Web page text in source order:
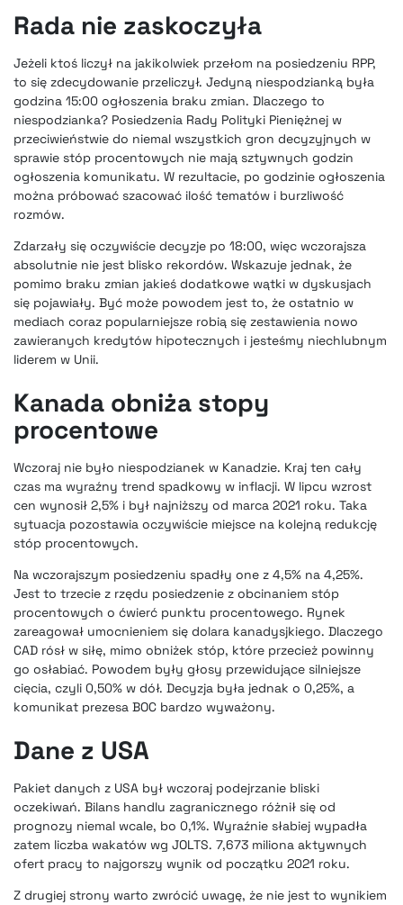
Rada nie zaskoczyła
Jeżeli ktoś liczył na jakikolwiek przełom na posiedzeniu RPP,
to się zdecydowanie przeliczył. Jedyną niespodzianką była
godzina 15:00 ogłoszenia braku zmian. Dlaczego to
niespodzianka? Posiedzenia Rady Polityki Pieniężnej w
przeciwieństwie do niemal wszystkich gron decyzyjnych w
sprawie stóp procentowych nie mają sztywnych godzin
ogłoszenia komunikatu. W rezultacie, po godzinie ogłoszenia
można próbować szacować ilość tematów i burzliwość
rozmów.
Zdarzały się oczywiście decyzje po 18:00, więc wczorajsza
absolutnie nie jest blisko rekordów. Wskazuje jednak, że
pomimo braku zmian jakieś dodatkowe wątki w dyskusjach
się pojawiały. Być może powodem jest to, że ostatnio w
mediach coraz popularniejsze robią się zestawienia nowo
zawieranych kredytów hipotecznych i jesteśmy niechlubnym
liderem w Unii.
Kanada obniża stopy
procentowe
Wczoraj nie było niespodzianek w Kanadzie. Kraj ten cały
czas ma wyraźny trend spadkowy w inflacji. W lipcu wzrost
cen wynosił 2,5% i był najniższy od marca 2021 roku. Taka
sytuacja pozostawia oczywiście miejsce na kolejną redukcję
stóp procentowych.
Na wczorajszym posiedzeniu spadły one z 4,5% na 4,25%.
Jest to trzecie z rzędu posiedzenie z obcinaniem stóp
procentowych o ćwierć punktu procentowego. Rynek
zareagował umocnieniem się dolara kanadysjkiego. Dlaczego
CAD rósł w siłę, mimo obniżek stóp, które przecież powinny
go osłabiać. Powodem były głosy przewidujące silniejsze
cięcia, czyli 0,50% w dół. Decyzja była jednak o 0,25%, a
komunikat prezesa BOC bardzo wyważony.
Dane z USA
Pakiet danych z USA był wczoraj podejrzanie bliski
oczekiwań. Bilans handlu zagranicznego różnił się od
prognozy niemal wcale, bo 0,1%. Wyraźnie słabiej wypadła
zatem liczba wakatów wg JOLTS. 7,673 miliona aktywnych
ofert pracy to najgorszy wynik od początku 2021 roku.
Z drugiej strony warto zwrócić uwagę, że nie jest to wynikiem